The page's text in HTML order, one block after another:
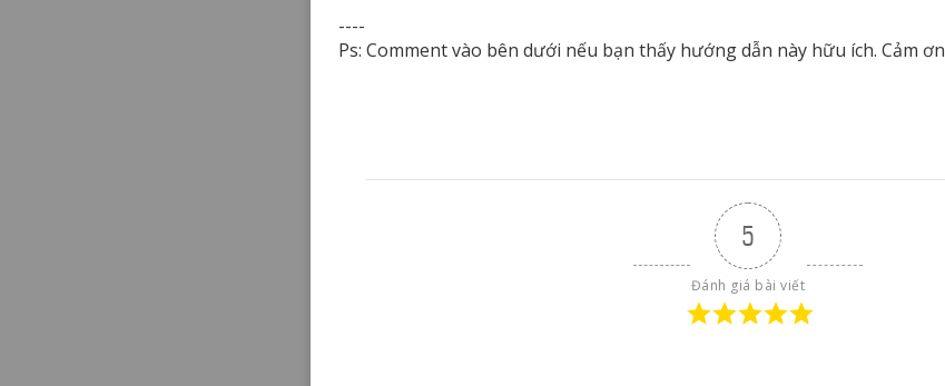
----
Ps: Comment vào bên dưới nếu bạn thấy hướng dẫn này hữu ích. Cảm ơn
5
Đánh giá bài viết